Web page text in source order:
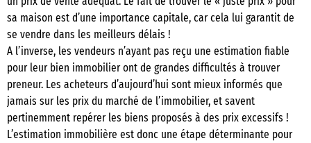
sa maison est d’une importance capitale, car cela lui garantit de
se vendre dans les meilleurs délais !
A l’inverse, les vendeurs n’ayant pas reçu une estimation fiable
pour leur bien immobilier ont de grandes difficultés à trouver
preneur. Les acheteurs d’aujourd’hui sont mieux informés que
jamais sur les prix du marché de l’immobilier, et savent
pertinemment repérer les biens proposés à des prix excessifs !
L’estimation immobilière est donc une étape déterminante pour